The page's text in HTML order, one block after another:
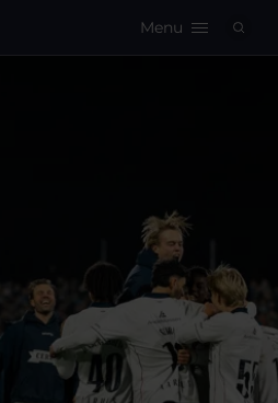
Menu